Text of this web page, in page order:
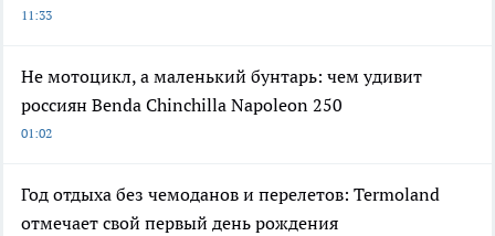
11:33
Не мотоцикл, а маленький бунтарь: чем удивит
россиян Benda Chinchilla Napoleon 250
01:02
Год отдыха без чемоданов и перелетов: Termoland
отмечает свой первый день рождения